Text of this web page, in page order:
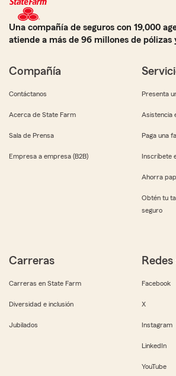
Una compañía de seguros con 19,000
atiende a más de 96 millones de pólizas
Compañía
Contáctanos
Acerca de State Farm
Sala de Prensa
Empresa a empresa (B2B)
Presenta
Asistencia
Paga una
Inscríbete
Ahorra
Obtén tu
seguro
Carreras
Carreras en State Farm
Diversidad e inclusión
Jubilados
Facebook
X
Instagram
LinkedIn
YouTube